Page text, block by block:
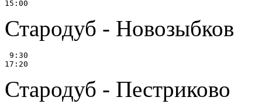
Стародуб - Новозыбков
9:30
Стародуб - Пестриково